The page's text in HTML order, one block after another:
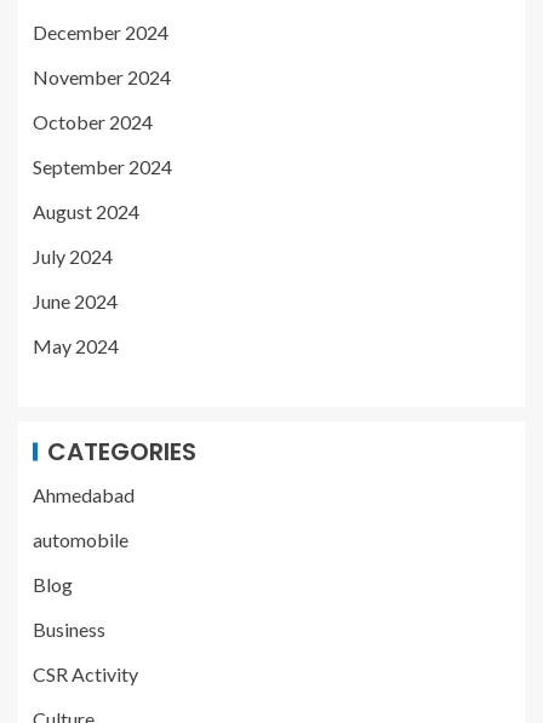
December 2024
November 2024
October 2024
September 2024
August 2024
July 2024
June 2024
May 2024
CATEGORIES
Ahmedabad
automobile
Blog
Business
CSR Activity